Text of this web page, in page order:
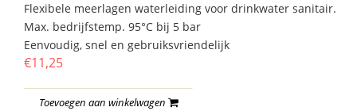
Flexibele meerlagen waterleiding voor drinkwater sanitair.
Max. bedrijfstemp. 95°C bij 5 bar
Eenvoudig, snel en gebruiksvriendelijk
€11,25
Toevoegen aan winkelwagen